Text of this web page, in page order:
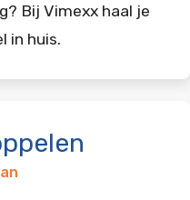
Bij Vimexx haal je
in huis.